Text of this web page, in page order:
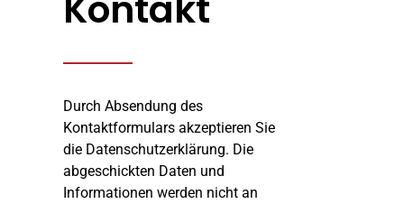
Durch Absendung des
Kontaktformulars akzeptieren Sie
die Datenschutzerklärung. Die
abgeschickten Daten und
Informationen werden nicht an